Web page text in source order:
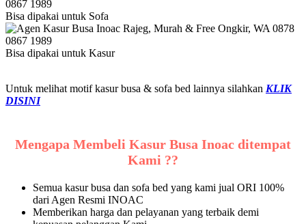
Bisa dipakai untuk Sofa
Bisa dipakai untuk Kasur
Untuk melihat motif kasur busa & sofa bed lainnya silahkan KLIK
DISINI
Mengapa Membeli Kasur Busa Inoac ditempat
Kami ??
Semua kasur busa dan sofa bed yang kami jual ORI 100%
dari Agen Resmi INOAC
Memberikan harga dan pelayanan yang terbaik demi